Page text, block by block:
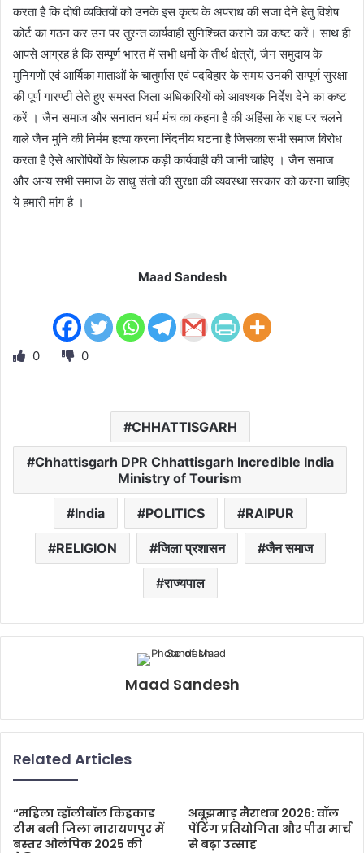
करता है कि दोषी व्यक्तियों को उनके इस कृत्य के अपराध की सजा देने हेतु विशेष
कोर्ट का गठन कर उन पर तुरन्त कार्यवाही सुनिश्चित कराने का कष्ट करें। साथ ही
आपसे आग्रह है कि सम्पूर्ण भारत में सभी धर्मो के तीर्थ क्षेत्रों, जैन समुदाय के
मुनिगणों एवं आर्यिका माताओं के चातुर्मास एवं पदविहार के समय उनकी सम्पूर्ण सुरक्षा
की पूर्ण गारण्टी लेते हुए समस्त जिला अधिकारियों को आवश्यक निर्देश देने का कष्ट
करें । जैन समाज और सनातन धर्म मंच का कहना है की अहिंसा के राह पर चलने
वाले जैन मुनि की निर्मम हत्या करना निंदनीय घटना है जिसका सभी समाज विरोध
करता है ऐसे आरोपियों के खिलाफ कड़ी कार्यवाही की जानी चाहिए । जैन समाज
और अन्य सभी समाज के साधु संतो की सुरक्षा की व्यवस्था सरकार को करना चाहिए
ये हमारी मांग है ।
Maad Sandesh
0 0
CHHATTISGARH
Chhattisgarh DPR Chhattisgarh Incredible India
Ministry of Tourism
India POLITICS RAIPUR
RELIGION जिला प्रशासन जैन समाज
राज्यपाल
Maad Sandesh
Related Articles
“महिला व्हॉलीबॉल किहकाड
टीम बनी जिला नारायणपुर में
बस्तर ओलंपिक 2025 की
अबूझमाड़ मैराथन 2026: वॉल
पेंटिंग प्रतियोगिता और पीस मार्च
से बढ़ा उत्साह